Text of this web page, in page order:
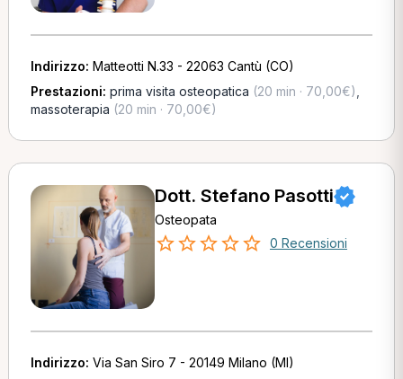
Indirizzo: Matteotti N.33 - 22063 Cantù (CO)
Prestazioni: prima visita osteopatica (20 min · 70,00€)
massoterapia (20 min · 70,00€)
Dott. Stefano Pasotti
Osteopata
0 Recensioni
Indirizzo: Via San Siro 7 - 20149 Milano (MI)